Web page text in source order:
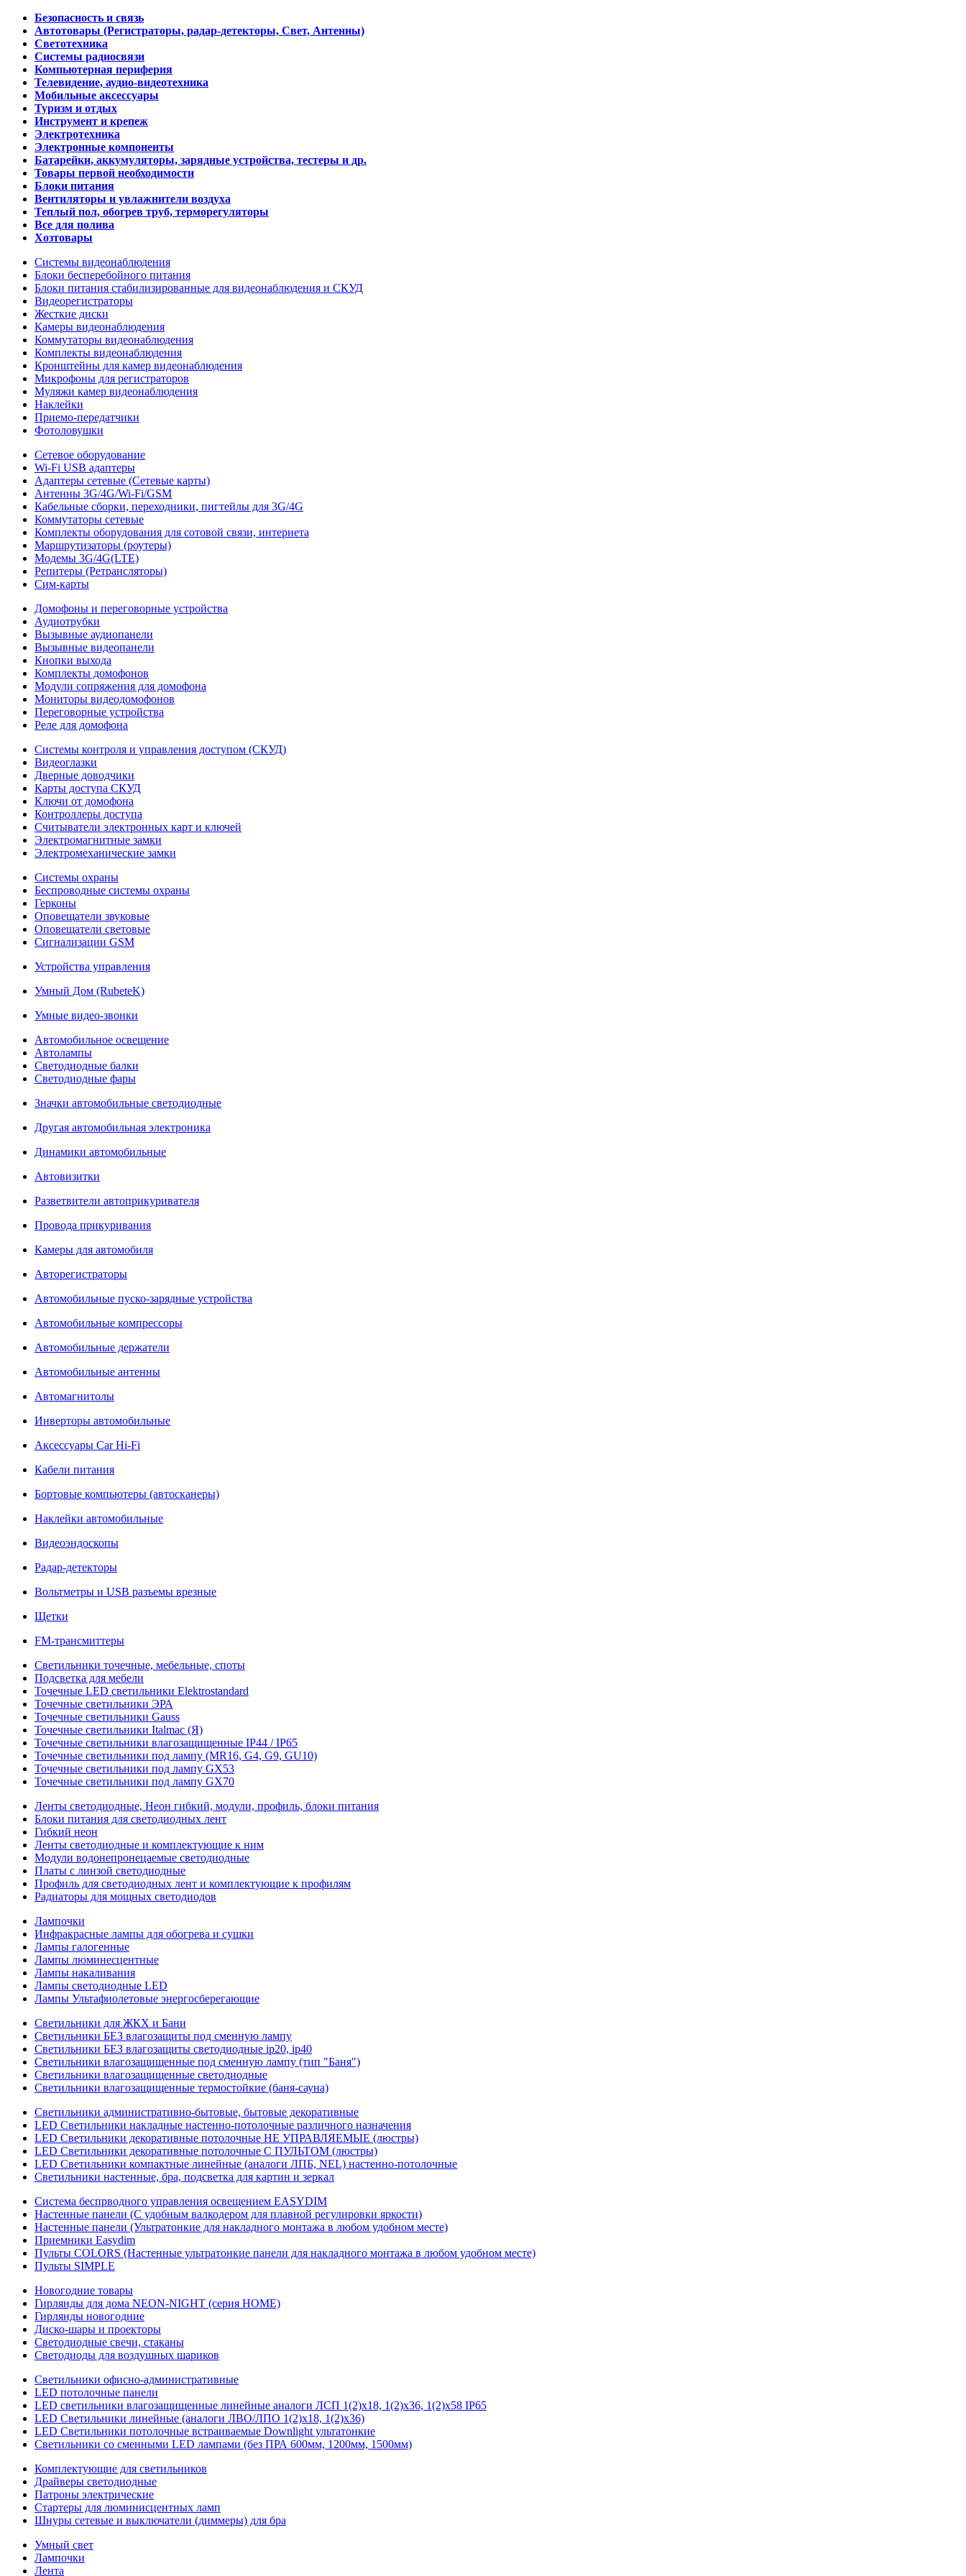
Безопасность и связь
Автотовары (Регистраторы, радар-детекторы, Свет, Антенны)
Светотехника
Системы радиосвязи
Компьютерная периферия
Телевидение, аудио-видеотехника
Мобильные аксессуары
Туризм и отдых
Инструмент и крепеж
Электротехника
Электронные компоненты
Батарейки, аккумуляторы, зарядные устройства, тестеры и др.
Товары первой необходимости
Блоки питания
Вентиляторы и увлажнители воздуха
Теплый пол, обогрев труб, терморегуляторы
Все для полива
Хозтовары
Системы видеонаблюдения
Блоки бесперебойного питания
Блоки питания стабилизированные для видеонаблюдения и СКУД
Видеорегистраторы
Жесткие диски
Камеры видеонаблюдения
Коммутаторы видеонаблюдения
Комплекты видеонаблюдения
Кронштейны для камер видеонаблюдения
Микрофоны для регистраторов
Муляжи камер видеонаблюдения
Наклейки
Приемо-передатчики
Фотоловушки
Сетевое оборудование
Wi-Fi USB адаптеры
Адаптеры сетевые (Сетевые карты)
Антенны 3G/4G/Wi-Fi/GSM
Кабельные сборки, переходники, пигтейлы для 3G/4G
Коммутаторы сетевые
Комплекты оборудования для сотовой связи, интернета
Маршрутизаторы (роутеры)
Модемы 3G/4G(LTE)
Репитеры (Ретрансляторы)
Сим-карты
Домофоны и переговорные устройства
Аудиотрубки
Вызывные аудиопанели
Вызывные видеопанели
Кнопки выхода
Комплекты домофонов
Модули сопряжения для домофона
Мониторы видеодомофонов
Переговорные устройства
Реле для домофона
Системы контроля и управления доступом (СКУД)
Видеоглазки
Дверные доводчики
Карты доступа СКУД
Ключи от домофона
Контроллеры доступа
Считыватели электронных карт и ключей
Электромагнитные замки
Электромеханические замки
Системы охраны
Беспроводные системы охраны
Герконы
Оповещатели звуковые
Оповещатели световые
Сигнализации GSM
Устройства управления
Умный Дом (RubeteK)
Умные видео-звонки
Автомобильное освещение
Автолампы
Светодиодные балки
Светодиодные фары
Значки автомобильные светодиодные
Другая автомобильная электроника
Динамики автомобильные
Автовизитки
Разветвители автоприкуривателя
Провода прикуривания
Камеры для автомобиля
Авторегистраторы
Автомобильные пуско-зарядные устройства
Автомобильные компрессоры
Автомобильные держатели
Автомобильные антенны
Автомагнитолы
Инверторы автомобильные
Аксессуары Car Hi-Fi
Кабели питания
Бортовые компьютеры (автосканеры)
Наклейки автомобильные
Видеоэндоскопы
Радар-детекторы
Вольтметры и USB разъемы врезные
Щетки
FM-трансмиттеры
Светильники точечные, мебельные, споты
Подсветка для мебели
Точечные LED светильники Elektrostandard
Точечные светильники ЭРА
Точечные светильники Gauss
Точечные светильники Italmac (Я)
Точечные светильники влагозащищенные IP44 / IP65
Точечные светильники под лампу (MR16, G4, G9, GU10)
Точечные светильники под лампу GX53
Точечные светильники под лампу GX70
Ленты светодиодные, Неон гибкий, модули, профиль, блоки питания
Блоки питания для светодиодных лент
Гибкий неон
Ленты светодиодные и комплектующие к ним
Модули водонепронецаемые светодиодные
Платы с линзой светодиодные
Профиль для светодиодных лент и комплектующие к профилям
Радиаторы для мощных светодиодов
Лампочки
Инфракрасные лампы для обогрева и сушки
Лампы галогенные
Лампы люминесцентные
Лампы накаливания
Лампы светодиодные LED
Лампы Ультафиолетовые энергосберегающие
Светильники для ЖКХ и Бани
Светильники БЕЗ влагозащиты под сменную лампу
Светильники БЕЗ влагозащиты светодиодные ip20, ip40
Светильники влагозащищенные под сменную лампу (тип "Баня")
Светильники влагозащищенные светодиодные
Светильники влагозащищенные термостойкие (баня-сауна)
Светильники административно-бытовые, бытовые декоративные
LED Cветильники накладные настенно-потолочные различного назначения
LED Светильники декоративные потолочные НЕ УПРАВЛЯЕМЫЕ (люстры)
LED Светильники декоративные потолочные С ПУЛЬТОМ (люстры)
LED Светильники компактные линейные (аналоги ЛПБ, NEL) настенно-потолочные
Светильники настенные, бра, подсветка для картин и зеркал
Система беспрводного управления освещением EASYDIM
Настенные панели (С удобным валкодером для плавной регулировки яркости)
Настенные панели (Ультратонкие для накладного монтажа в любом удобном месте)
Приемники Easydim
Пульты COLORS (Настенные ультратонкие панели для накладного монтажа в любом удобном месте)
Пульты SIMPLE
Новогодние товары
Гирлянды для дома NEON-NIGHT (серия HOME)
Гирлянды новогодние
Диско-шары и проекторы
Светодиодные свечи, стаканы
Светодиоды для воздушных шариков
Светильники офисно-административные
LED потолочные панели
LED светильники влагозащищенные линейные аналоги ЛСП 1(2)х18, 1(2)х36, 1(2)х58 IP65
LED Светильники линейные (аналоги ЛВО/ЛПО 1(2)х18, 1(2)х36)
LED Светильники потолочные встраиваемые Downlight ультатонкие
Светильники со сменными LED лампами (без ПРА 600мм, 1200мм, 1500мм)
Комплектующие для светильников
Драйверы светодиодные
Патроны электрические
Стартеры для люминисцентных ламп
Шнуры сетевые и выключатели (диммеры) для бра
Умный свет
Лампочки
Лента